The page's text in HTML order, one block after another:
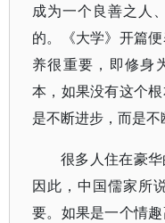
成为一个良善之人
的。《大学》开篇
养很重要，即修身
本，如果没有这个
是不断进步，而是不
很多人住在豪华
因此，中国儒家所
要。如果是一个情